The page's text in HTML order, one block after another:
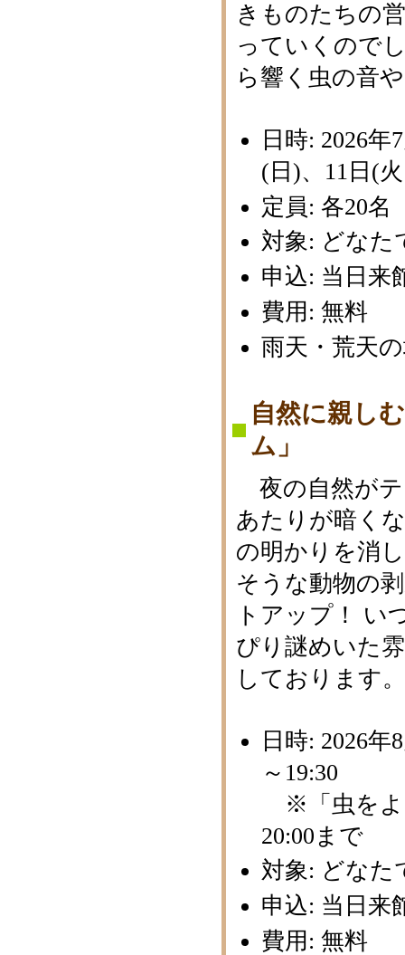
きものたちの
っていくので
ら響く虫の音
日時: 2026
(日)、11日(
定員: 各20名
対象: どなた
申込: 当日来
費用: 無料
雨天・荒天
自然に親し
ム」
夜の自然がテ
あたりが暗く
の明かりを消
そうな動物の
トアップ！ い
ぴり謎めいた
しております
日時: 2026
～19:30
※「虫をよ
20:00まで
対象: どなた
申込: 当日来
費用: 無料